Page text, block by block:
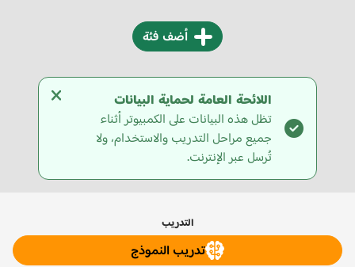
أضف فئة
اللائحة العامة لحماية البيانات
تظل هذه البيانات على الكمبيوتر أثناء
جميع مراحل التدريب والاستخدام، ولا
تُرسل عبر الإنترنت.
التدريب
تدريب النموذج